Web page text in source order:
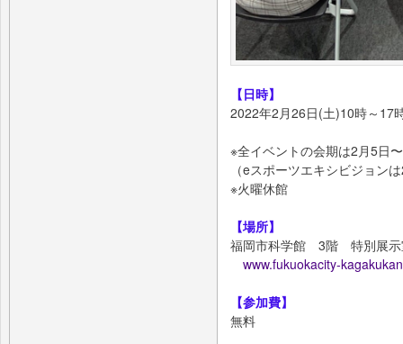
【日時】
2022年2月26日(土)10時～17
※全イベントの会期は2月5日
（eスポーツエキシビジョン
※火曜休館
【場所】
福岡市科学館 3階 特別展示
www.fukuokacity-
【参加費】
無料